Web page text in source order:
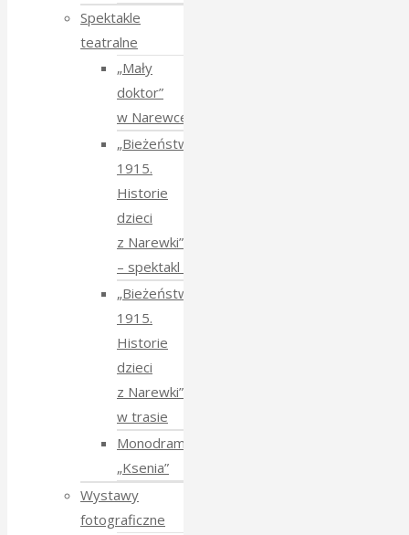
Spektakle
teatralne
„Mały
doktor”
w Narewce
„Bieżeństwo
1915.
Historie
dzieci
z Narewki”
⁠–⁠ spektakl teatralny
„Bieżeństwo
1915.
Historie
dzieci
z Narewki”
w trasie
Monodram
„Ksenia”
Wystawy
fotograficzne